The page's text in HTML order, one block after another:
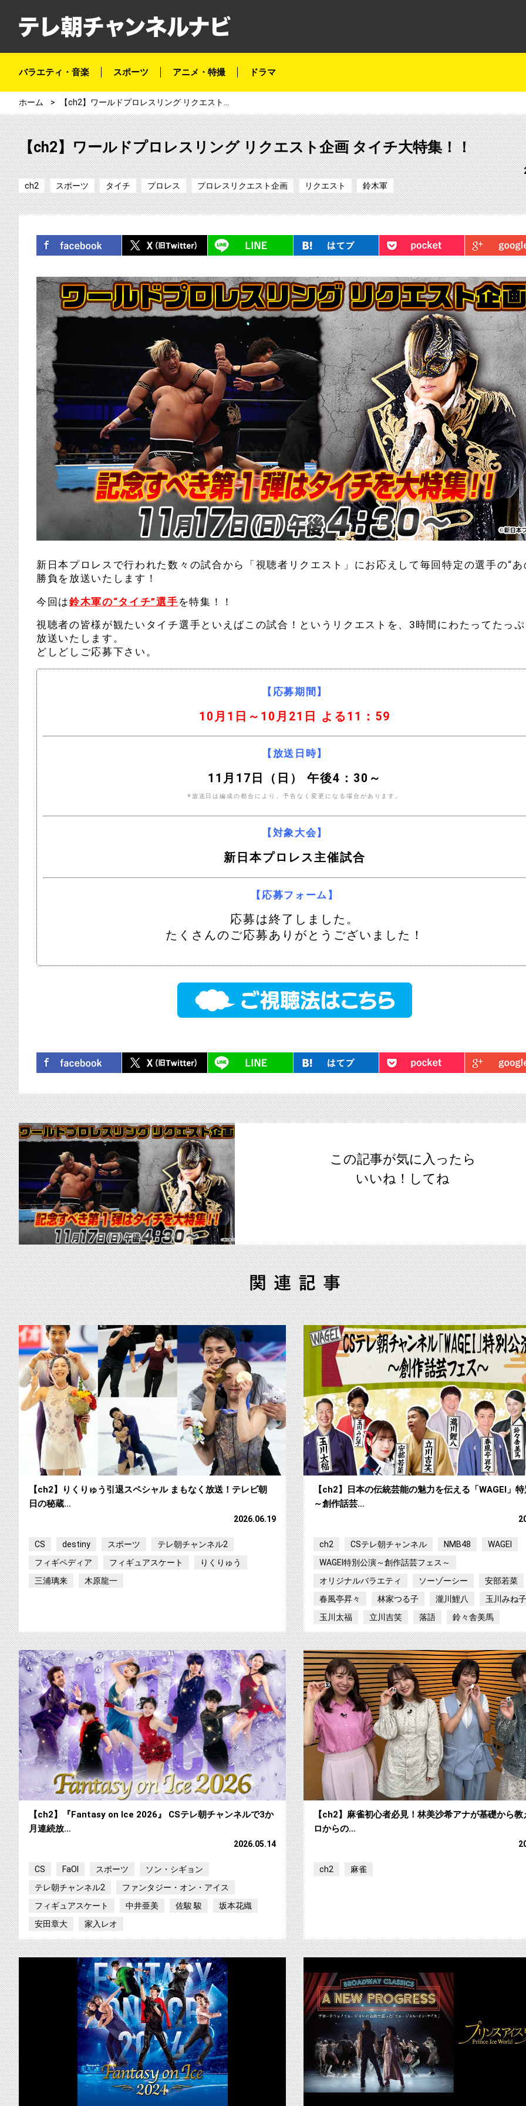
バラエティ・音楽 スポーツ アニメ・特撮 ドラマ
ホーム
【ch2】ワールドプロレスリング リクエスト企画 タイチ大特集！！
ch2 スポーツ タイチ プロレス プロレスリクエスト企画 リクエスト 鈴木軍
シェア ツイート はてブ
新日本プロレスで行われた数々の試合から「視聴者リクエスト」にお応えして毎回特定の選手の“あ
勝負を放送いたします！
今回は鈴木軍の“タイチ”選手 を特集！！
視聴者の皆様が観たいタイチ選手といえばこの試合！というリクエストを、3時間にわたってたっぷ
放送いたします。
どしどしご応募下さい。
【応募期間】
10月1日～10月21日 よる11：59
【放送日時】
11月17日（日） 午後4：30～
※放送日は編成の都合により、予告なく変更になる場合があります。
【対象大会】
新日本プロレス主催試合
【応募フォーム】
応募は終了しました。
たくさんのご応募ありがとうございました！
シェア ツイート LINE はてブ
この記事が気に入ったら
いいね！してね
【ch2】りくりゅう引退スペシャル まもなく放送
【ch2】りくりゅう引退スペシャル まもなく放送！テレビ朝
日の秘蔵…
2026.06.19
CS destiny スポーツ
テレ朝チャンネル2
フィギペディア
フィギュアスケート
りくりゅう
三浦璃来
木原龍一
【ch2】日本の伝統芸能の魅力を伝える「WAGEI」
～創作話芸…
ch2 CSテレ朝チャンネル NMB48
WAGEI
WAGEI特別公演～創作話芸フェス～
オリジナルバラエティ
ソーゾーシー
安部若菜
春風亭昇々
林家つる子 瀧川鯉八
玉川みね子
玉川太福
立川吉笑 落語 鈴々舎美馬
【ch2】『Fantasy on Ice 2026』 CSテレ朝チャ
【ch2】『Fantasy on Ice 2026』 CSテレ朝チャンネルで3か
月連続放…
2026.05.14
CS FaOI スポーツ
ソン・シギョン
テレ朝チャンネル2
ファンタジー・オン・アイス
フィギュアスケート
中井亜美 佐駿 駿
坂本花織
安田章大
家入レオ
【ch2】麻雀初心者必見！林美沙希アナが基礎から
ロからの…
ch2 麻雀
【ch1/ch2】『Fantasy on Ice 2024』を CSテレ